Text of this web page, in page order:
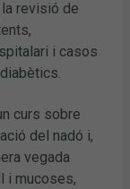
revisió de
i casos
curs sobre
del nadó i,
vegada
i mucoses,